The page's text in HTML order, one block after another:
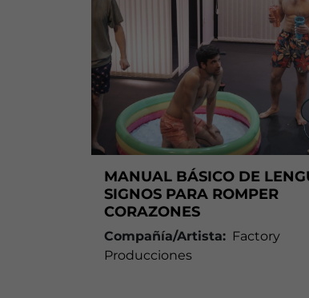
MANUAL BÁSICO DE
SIGNOS PARA ROMPER
CORAZONES
Compañía/Artista: Factory
Producciones